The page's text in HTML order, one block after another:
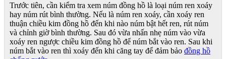
Trước tiên, cần kiểm tra xem núm đồng hồ là loại núm ren xoáy
hay núm rút bình thường. Nếu là núm ren xoáy, cần xoáy ren
thuận chiều kim đồng hồ đến khi nào núm bật hết ren, rút núm
và chỉnh giờ bình thường. Sau đó vừa nhấn nhẹ núm vào vừa
xoáy ren ngược chiều kim đồng hồ để núm bắt vào ren. Sau khi
núm bắt vào ren thì xoáy đến khi căng tay để đảm bảo đồng hồ